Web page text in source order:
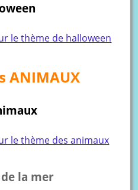
le thème de halloween
ANIMAUX
le thème des animaux
la mer